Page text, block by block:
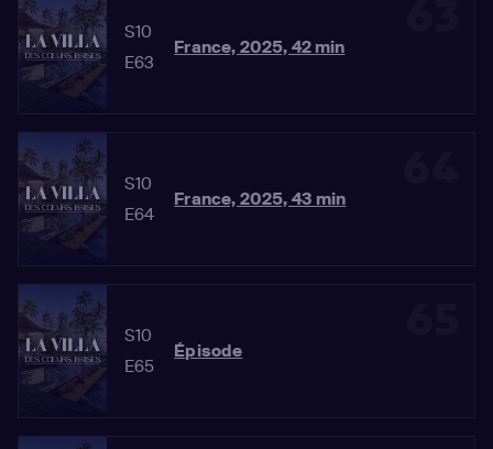
S10
E63
France, 2025, 42 min
S10
E64
France, 2025, 43 min
S10
E65
Épisode